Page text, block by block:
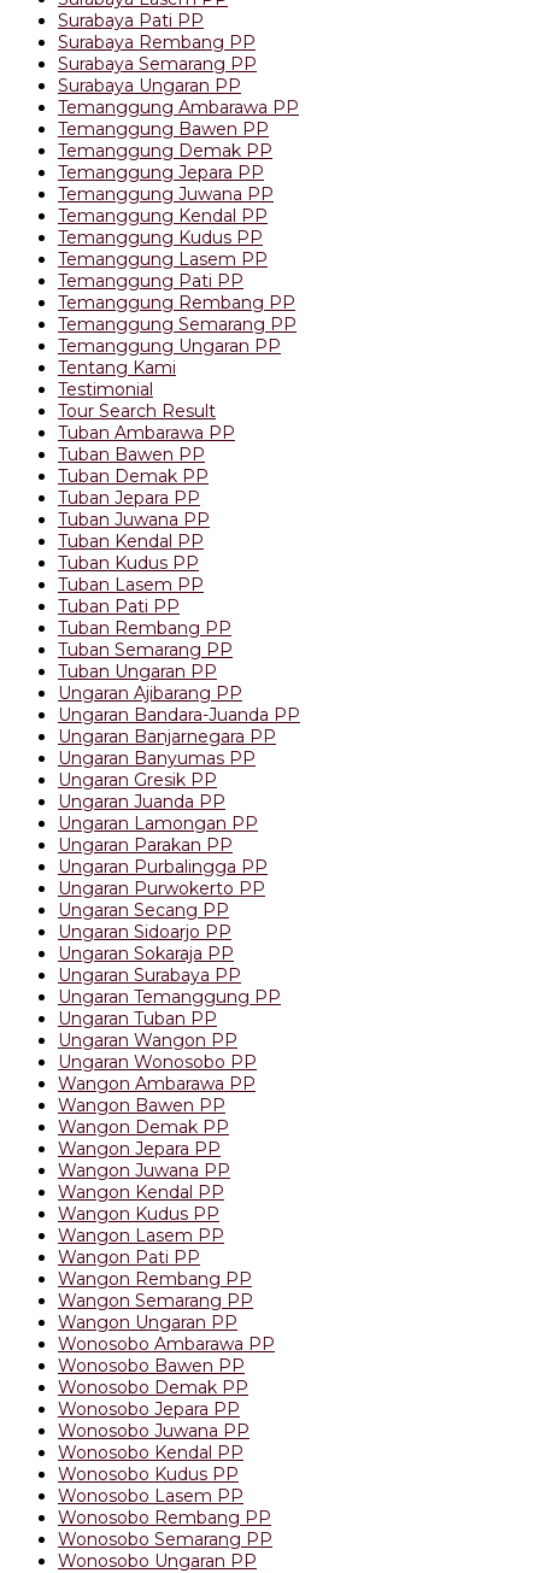
Surabaya Pati PP
Surabaya Rembang PP
Surabaya Semarang PP
Surabaya Ungaran PP
Temanggung Ambarawa PP
Temanggung Bawen PP
Temanggung Demak PP
Temanggung Jepara PP
Temanggung Juwana PP
Temanggung Kendal PP
Temanggung Kudus PP
Temanggung Lasem PP
Temanggung Pati PP
Temanggung Rembang PP
Temanggung Semarang PP
Temanggung Ungaran PP
Tentang Kami
Testimonial
Tour Search Result
Tuban Ambarawa PP
Tuban Bawen PP
Tuban Demak PP
Tuban Jepara PP
Tuban Juwana PP
Tuban Kendal PP
Tuban Kudus PP
Tuban Lasem PP
Tuban Pati PP
Tuban Rembang PP
Tuban Semarang PP
Tuban Ungaran PP
Ungaran Ajibarang PP
Ungaran Bandara-Juanda PP
Ungaran Banjarnegara PP
Ungaran Banyumas PP
Ungaran Gresik PP
Ungaran Juanda PP
Ungaran Lamongan PP
Ungaran Parakan PP
Ungaran Purbalingga PP
Ungaran Purwokerto PP
Ungaran Secang PP
Ungaran Sidoarjo PP
Ungaran Sokaraja PP
Ungaran Surabaya PP
Ungaran Temanggung PP
Ungaran Tuban PP
Ungaran Wangon PP
Ungaran Wonosobo PP
Wangon Ambarawa PP
Wangon Bawen PP
Wangon Demak PP
Wangon Jepara PP
Wangon Juwana PP
Wangon Kendal PP
Wangon Kudus PP
Wangon Lasem PP
Wangon Pati PP
Wangon Rembang PP
Wangon Semarang PP
Wangon Ungaran PP
Wonosobo Ambarawa PP
Wonosobo Bawen PP
Wonosobo Demak PP
Wonosobo Jepara PP
Wonosobo Juwana PP
Wonosobo Kendal PP
Wonosobo Kudus PP
Wonosobo Lasem PP
Wonosobo Rembang PP
Wonosobo Semarang PP
Wonosobo Ungaran PP